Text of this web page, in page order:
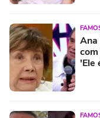
Ana
'Ele